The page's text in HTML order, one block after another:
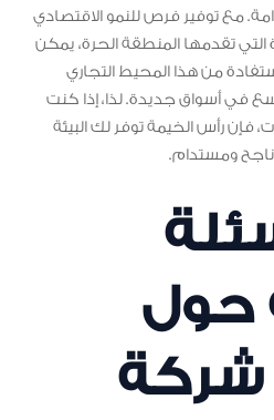
مع توفير فرص للنمو الاقتصادي
التي تقدمها المنطقة الحرة، يمكن
من هذا المحيط التجاري
في أسواق جديدة. لذا، إذا كنت
فإن رأس الخيمة توفر لك البيئة
ناجح ومستدام.
حول